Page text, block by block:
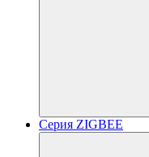
Серия ZIGBEE